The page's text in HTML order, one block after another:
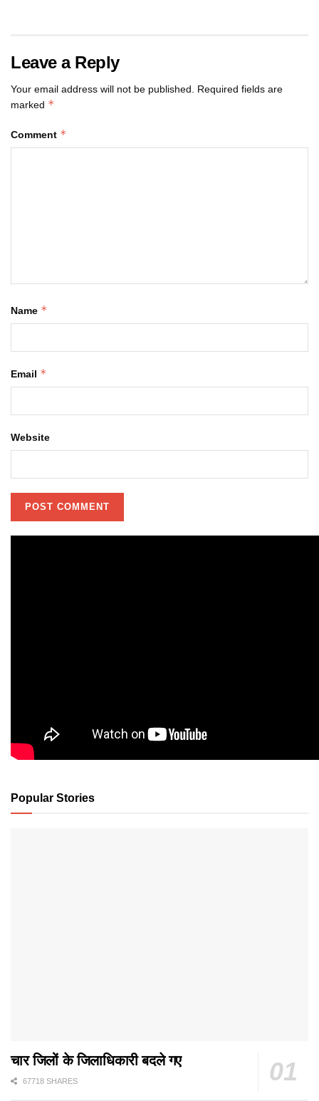
Leave a Reply
Your email address will not be published. Required fields are
marked *
Comment *
Name *
Email *
Website
Popular Stories
चार जिलों के जिलाधिकारी बदले गए
67718 SHARES